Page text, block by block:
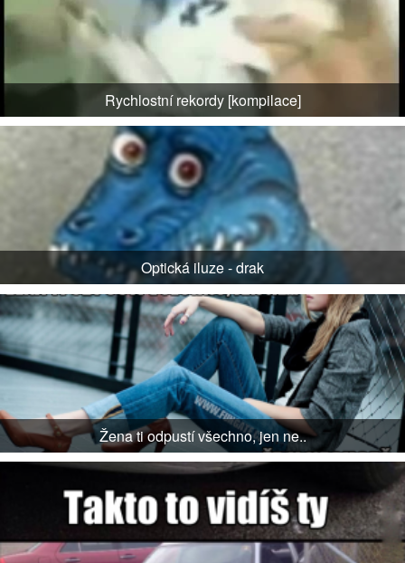
Rychlostní rekordy [kompilace]
Optická iluze - drak
Žena ti odpustí všechno, jen ne..